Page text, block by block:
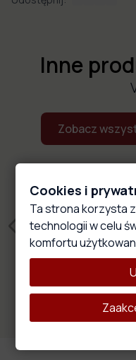
Inne
Zobacz
Fotel pikowany
1990,00 zł
Dostosuj
Cookies i
Ta strona korzysta
technologii w celu
komfortu